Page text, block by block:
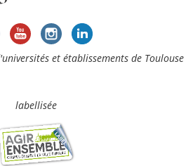
et établissements de Toulouse
labellisée